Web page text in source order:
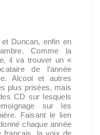
Duncan, enfin en
Comme la
il va trouver un «
de l’année
Alcool et autres
plus prisées, mais
CD sur lesquels
sur les
Faisant le lien
chaque année
français, la voix de